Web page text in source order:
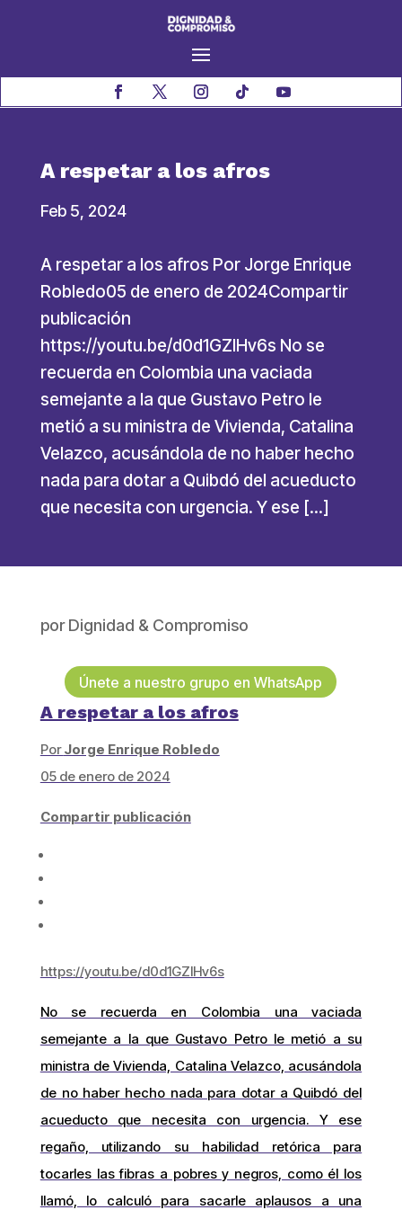
A respetar a los afros
Feb 5, 2024
A respetar a los afros Por Jorge Enrique
Robledo05 de enero de 2024Compartir
publicación
https://youtu.be/d0d1GZlHv6s No se
recuerda en Colombia una vaciada
semejante a la que Gustavo Petro le
metió a su ministra de Vivienda, Catalina
Velazco, acusándola de no haber hecho
nada para dotar a Quibdó del acueducto
que necesita con urgencia. Y ese […]
porDignidad & Compromiso
Únete a nuestro grupo en WhatsApp
A respetar a los afros
PorJorge Enrique Robledo
05 de enero de 2024
Compartir publicación
https://youtu.be/d0d1GZlHv6s
No se recuerda en Colombia una vaciada
semejante a la que Gustavo Petro le metió a su
ministra de Vivienda, Catalina Velazco, acusándola
de no haber hecho nada para dotar a Quibdó del
acueducto que necesita con urgencia. Y ese
regaño, utilizando su habilidad retórica para
tocarles las fibras a pobres y negros, como él los
llamó, lo calculó para sacarle aplausos a una